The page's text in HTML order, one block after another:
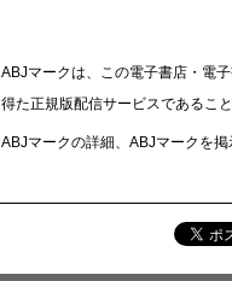
ABJマークは、この電子書店・電
得た正規版配信サービスであるこ
ABJマークの詳細、ABJマークを